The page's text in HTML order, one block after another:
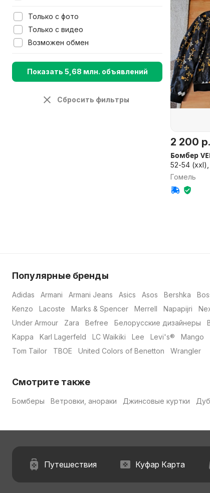
Только с фото
Только с видео
Возможен обмен
Показать 5,68 млн. объявлений
Сбросить фильтры
2 200 р.
Бомбер
52-54
Гомель
Популярные бренды
Adidas Armani Armani Jeans Asics Asos Bershka
Kenzo
Lacoste Marks & Spencer Merrell Napapijri
Under Armour
Zara Befree Белорусские дизайнеры
Kappa
Karl Lagerfeld LC Waikiki Lee Levi's® Mango
Tom Tailor
ТВОЕ United Colors of Benetton Wrangler
Смотрите также
Бомберы Ветровки, анораки Джинсовые куртки
Путешествия Куфар Карта